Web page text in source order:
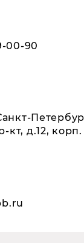
00-90
кт, д.12, корп.